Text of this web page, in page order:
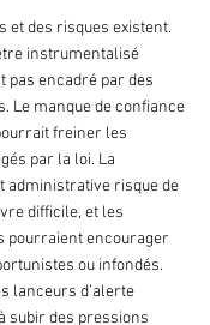
et des risques existent.
instrumentalisé
pas encadré par des
Le manque de confiance
freiner les
par la loi. La
administrative risque de
difficile, et les
pourraient encourager
ou infondés.
lanceurs d’alerte
subir des pressions